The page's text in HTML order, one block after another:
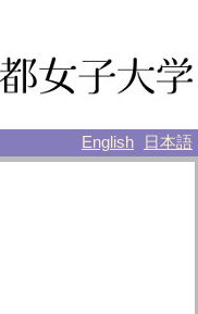
English 日本語